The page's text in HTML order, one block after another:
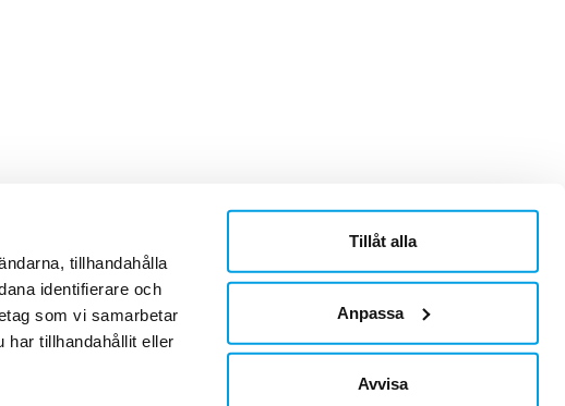
tillhandahålla
identifierare och
som vi samarbetar
har tillhandahållit eller
Tillåt alla
Anpassa
Avvisa
Om Sonepar
Historik
Kontaktblad
Ledningsgrupp
Jobb & Karriär